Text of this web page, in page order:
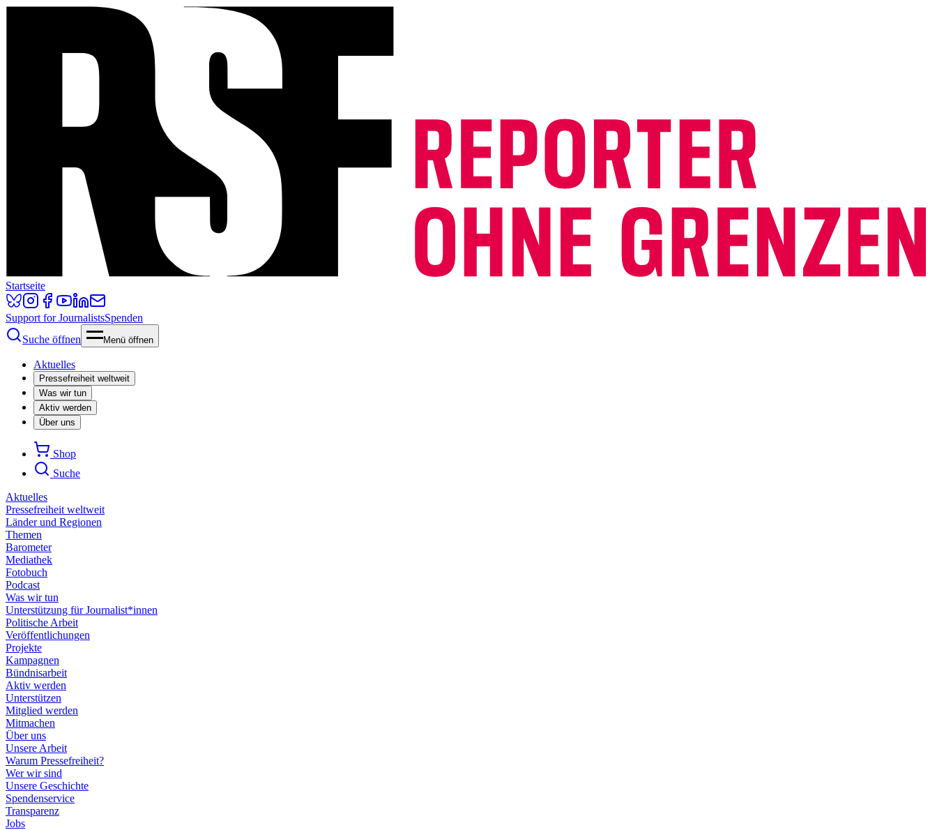
Startseite
Support for JournalistsSpenden
Suche öffnen
Menü öffnen
Aktuelles
Pressefreiheit weltweit
Was wir tun
Aktiv werden
Über uns
Shop
Suche
Aktuelles
Pressefreiheit weltweit
Länder und Regionen
Themen
Barometer
Mediathek
Fotobuch
Podcast
Was wir tun
Unterstützung für Journalist*innen
Politische Arbeit
Veröffentlichungen
Projekte
Kampagnen
Bündnisarbeit
Aktiv werden
Unterstützen
Mitglied werden
Mitmachen
Über uns
Unsere Arbeit
Warum Pressefreiheit?
Wer wir sind
Unsere Geschichte
Spendenservice
Transparenz
Jobs